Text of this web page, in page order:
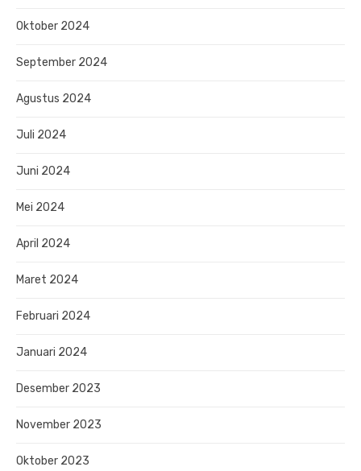
Oktober 2024
September 2024
Agustus 2024
Juli 2024
Juni 2024
Mei 2024
April 2024
Maret 2024
Februari 2024
Januari 2024
Desember 2023
November 2023
Oktober 2023